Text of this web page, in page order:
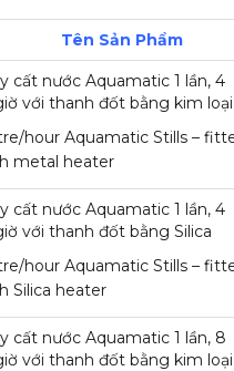
Tên Sản Phẩm
cất nước Aquamatic 1 lần, 4
với thanh đốt bằng kim loại
hour Aquamatic Stills –
metal heater
cất nước Aquamatic 1 lần, 4
với thanh đốt bằng Silica
hour Aquamatic Stills –
Silica heater
cất nước Aquamatic 1 lần, 8
với thanh đốt bằng kim loại